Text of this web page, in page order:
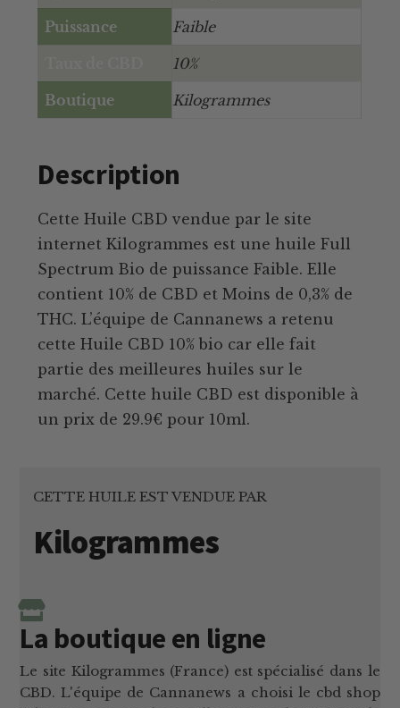
Puissance Faible
10%
Boutique Kilogrammes
Description
Cette Huile CBD vendue par le site
internet Kilogrammes est une huile Full
Spectrum Bio de puissance Faible. Elle
contient 10% de CBD et Moins de 0,3% de
THC. L’équipe de Cannanews a retenu
cette Huile CBD 10% bio car elle fait
partie des meilleures huiles sur le
marché. Cette huile CBD est disponible à
un prix de 29.9€ pour 10ml.
CETTE HUILE EST VENDUE PAR
Kilogrammes
La boutique en ligne
Le site Kilogrammes (France) est spécialisé dans le
CBD. L'équipe de Cannanews a choisi le cbd shop